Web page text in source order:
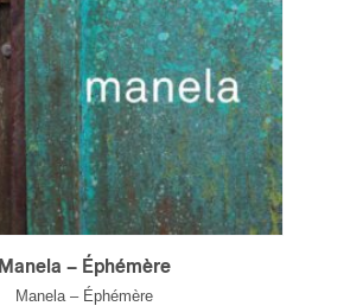
Manela – Éphémère
Manela – Éphémère